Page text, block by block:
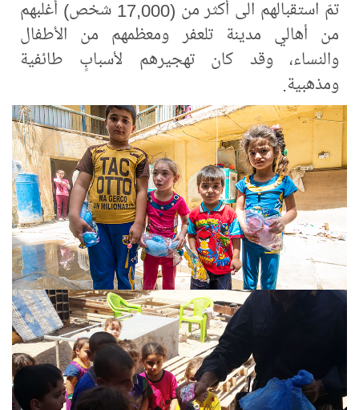
تمّ استقبالهم الى أكثر من (17,000 شخص) أغلبهم
من أهالي مدينة تلعفر ومعظمهم من الأطفال
والنساء، وقد كان تهجيرهم لأسبابٍ طائفية
ومذهبية.